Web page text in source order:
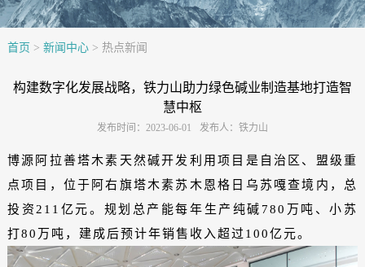
首页 > 新闻中心> 热点新闻
构建数字化发展战略，铁力山助力绿色碱业制造基地打造智
慧中枢
发布时间：2023-06-01 发布人：铁力山
博源阿拉善塔木素天然碱开发利用项目是自治区、盟级重
点项目，位于阿右旗塔木素苏木恩格日乌苏嘎查境内，总
投资211亿元。规划总产能每年生产纯碱780万吨、小苏
打80万吨，建成后预计年销售收入超过100亿元。